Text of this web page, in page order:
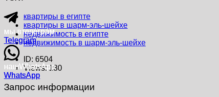
мы втелеграм
Telegram
нашWhatsApp
WhatsApp
квартиры в египте
квартиры в шарм-эль-шейхе
недвижимость в египте
недвижимость в шарм-эль-шейхе
ID: 6504
Views:180
Запрос информации
мы втелеграм
Telegram
нашWhatsApp
WhatsApp